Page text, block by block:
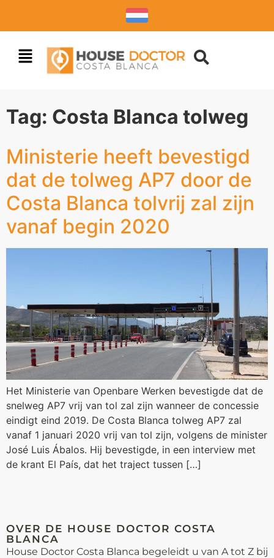
Tag: Costa Blanca tolweg
Ministerie heeft bevestigd
dat de tolweg AP7 door de
Costa Blanca tolvrij zal zijn
vanaf begin 2020
Het Ministerie van Openbare Werken bevestigde dat de
snelweg AP7 vrij van tol zal zijn wanneer de concessie
eindigt eind 2019. De Costa Blanca tolweg AP7 zal
vanaf 1 januari 2020 vrij van tol zijn, volgens de minister
José Luis Ábalos. Hij bevestigde, in een interview met
de krant El País, dat het traject tussen […]
OVER DE HOUSE DOCTOR COSTA
BLANCA
House Doctor Costa Blanca begeleidt u van A tot Z bij